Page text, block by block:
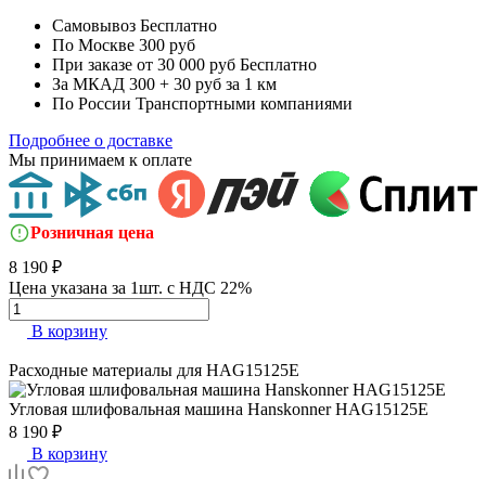
Самовывоз Бесплатно
По Москве 300 руб
При заказе от 30 000 руб Бесплатно
За МКАД 300 + 30 руб за 1 км
По России Транспортными компаниями
Подробнее о доставке
Мы принимаем к оплате
Розничная цена
8 190 ₽
Цена указана за 1шт. с НДС 22%
В корзину
Расходные материалы для HAG15125E
Угловая шлифовальная машина Hanskonner HAG15125E
8 190 ₽
В корзину